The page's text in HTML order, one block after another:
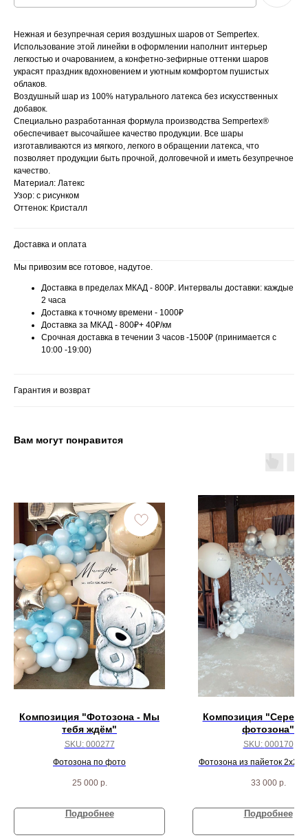
Нежная и безупречная серия воздушных шаров от Sempertex.
Использование этой линейки в оформлении наполнит интерьер
легкостью и очарованием, а конфетно-зефирные оттенки шаров
украсят праздник вдохновением и уютным комфортом пушистых
облаков.
Воздушный шар из 100% натурального латекса без искусственных
добавок.
Специально разработанная формула производства Sempertex®
обеспечивает высочайшее качество продукции. Все шары
изготавливаются из мягкого, легкого в обращении латекса, что
позволяет продукции быть прочной, долговечной и иметь безупречное
качество.
Материал: Латекс
Узор: с рисунком
Оттенок: Кристалл
Доставка и оплата
Мы привозим все готовое, надутое.
Доставка в пределах МКАД - 800₽. Интервалы доставки: каждые
2 часа
Доставка к точному времени - 1000₽
Доставка за МКАД - 800₽+ 40₽/км
Срочная доставка в течении 3 часов -1500₽ (принимается с
10:00 -19:00)
Гарантия и возврат
Вам могут понравится
Композиция "Фотозона - Мы
тебя ждём"
SKU: 000277
Фотозона по фото
25 000 р.
Подробнее
Композиция
фотозона"
SKU: 000170
Фотозона из пайеток 2х2,
33 000 р.
Подробнее